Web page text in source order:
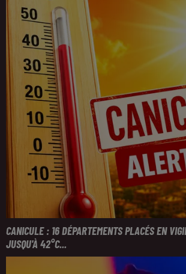
CANICULE : 16 DÉPARTEMENTS PLACÉS EN
JUSQU'À 42°C...